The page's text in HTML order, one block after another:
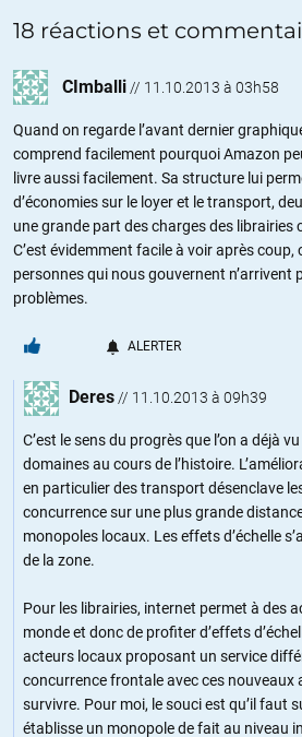
18 réactions et
CImballi// 11.10.2013 à 03h58
Quand on regarde l’avant dernier
comprend facilement pourquoi Amazon
livre aussi facilement. Sa structure lui
d’économies sur le loyer et le transport,
une grande part des charges des librairies
C’est évidemment facile à voir après coup,
personnes qui nous gouvernent n’arrivent
problèmes.
ALERTER
Deres// 11.10.2013 à 09h39
C’est le sens du progrès que l’on a déjà
domaines au cours de l’histoire.
en particulier des transport désenclave
concurrence sur une plus grande
monopoles locaux. Les effets d’échelle
de la zone.
Pour les librairies, internet permet à des
monde et donc de profiter d’effets
acteurs locaux proposant un service
concurrence frontale avec ces
survivre. Pour moi, le souci est qu’il faut
établisse un monopole de fait au niveau